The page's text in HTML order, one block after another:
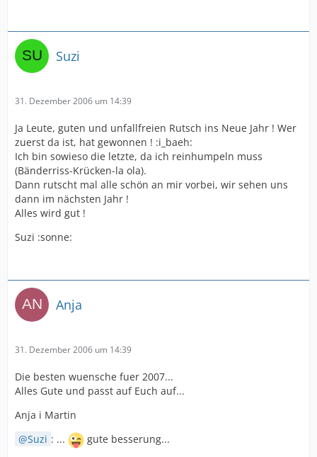
Suzi
31. Dezember 2006 um 14:39
Ja Leute, guten und unfallfreien Rutsch ins Neue Jahr ! Wer
zuerst da ist, hat gewonnen ! :i_baeh:
Ich bin sowieso die letzte, da ich reinhumpeln muss
(Bänderriss-Krücken-la ola).
Dann rutscht mal alle schön an mir vorbei, wir sehen uns
dann im nächsten Jahr !
Alles wird gut !
Suzi :sonne:
Anja
31. Dezember 2006 um 14:39
Die besten wuensche fuer 2007...
Alles Gute und passt auf Euch auf...
Anja i Martin
Suzi : ... gute besserung...